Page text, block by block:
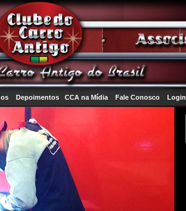
Depoimentos CCA na Mídia Fale Conosco Login